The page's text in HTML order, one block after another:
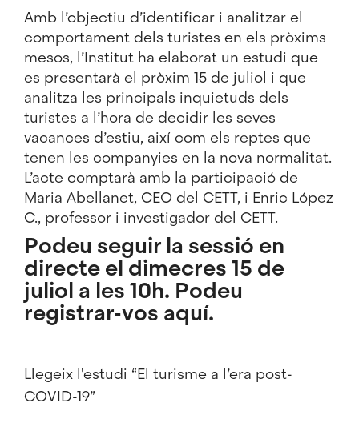
Amb l’objectiu d’identificar i analitzar el
comportament dels turistes en els pròxims
mesos, l’Institut ha elaborat un estudi que
es presentarà el pròxim 15 de juliol i que
analitza les principals inquietuds dels
turistes a l’hora de decidir les seves
vacances d’estiu, així com els reptes que
tenen les companyies en la nova normalitat.
L’acte comptarà amb la participació de
Maria Abellanet, CEO del CETT, i Enric López
C., professor i investigador del CETT.
Podeu seguir la sessió en
directe el dimecres 15 de
juliol a les 10h. Podeu
registrar-vos aquí.
Llegeix l'estudi “El turisme a l’era post-
COVID-19”